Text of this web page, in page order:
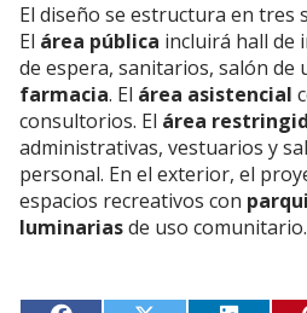
El diseño se estructura en tres
El área pública incluirá hall de
de espera, sanitarios, salón de
farmacia. El área asistencial
consultorios. El área
administrativas, vestuarios y
personal. En el exterior, el
espacios recreativos con
luminariasde uso comunitario.